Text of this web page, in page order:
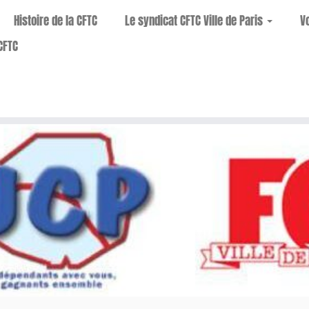
Histoire de la CFTC Le syndicat CFTC Ville de Paris